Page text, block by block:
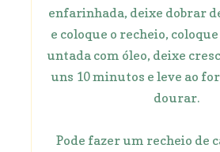
enfarinhada, deixe dobrar
e coloque o recheio,
untada com óleo, deixe
uns 10 minutos e leve ao
dourar.
Pode fazer um recheio de